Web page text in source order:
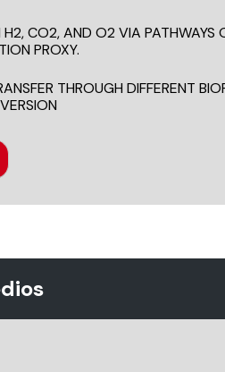
CO2, AND O2 VIA
PROXY.
THROUGH DIFFERENT